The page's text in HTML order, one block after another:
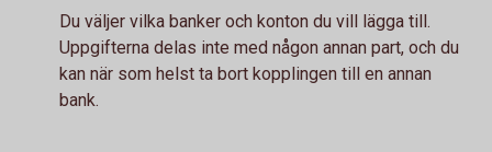
Du väljer vilka banker och konton du vill lägga till.
Uppgifterna delas inte med någon annan part, och du
kan när som helst ta bort kopplingen till en annan
bank.